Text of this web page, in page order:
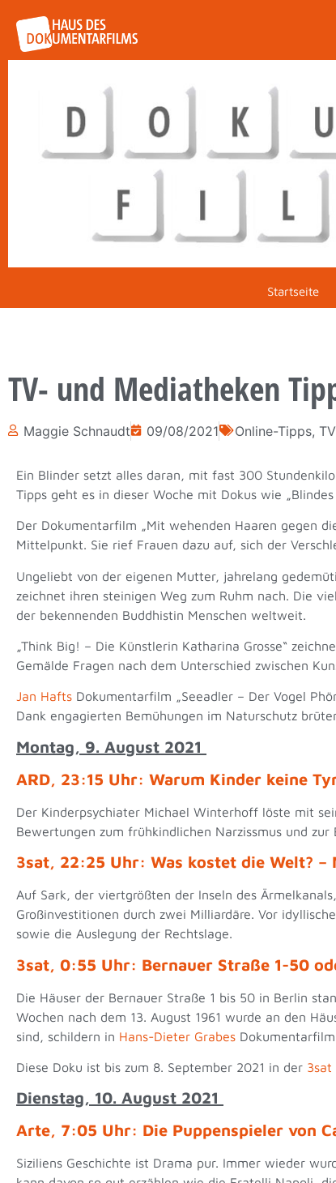
Startseite
TV- und Mediatheken
Maggie Schnaudt 09/08/2021 Online-Tipps,
Ein Blinder setzt alles daran, mit fast 300
Tipps geht es in dieser Woche mit Dokus wie
Der Dokumentarfilm „Mit wehenden Haaren gegen
Mittelpunkt. Sie rief Frauen dazu auf, sich der
Ungeliebt von der eigenen Mutter, jahrelang
zeichnet ihren steinigen Weg zum Ruhm nach. Die
der bekennenden Buddhistin Menschen weltweit.
„Think Big! – Die Künstlerin Katharina Grosse“
Gemälde Fragen nach dem Unterschied zwischen
Jan Hafts Dokumentarfilm „Seeadler – Der Vogel
Dank engagierten Bemühungen im Naturschutz
Montag, 9. August 2021
ARD, 23:15 Uhr: Warum Kinder keine
Der Kinderpsychiater Michael Winterhoff löste mit
Bewertungen zum frühkindlichen Narzissmus und
3sat, 22:25 Uhr: Was kostet die Welt? –
Auf Sark, der viertgrößten der Inseln des
Großinvestitionen durch zwei Milliardäre. Vor
sowie die Auslegung der Rechtslage.
3sat, 0:55 Uhr: Bernauer Straße 1-50
Die Häuser der Bernauer Straße 1 bis 50 in Berlin
Wochen nach dem 13. August 1961 wurde an den
sind, schildern in Hans-Dieter Grabes
Diese Doku ist bis zum 8. September 2021 in der 3sat
Dienstag, 10. August 2021
Arte, 7:05 Uhr: Die Puppenspieler von
Siziliens Geschichte ist Drama pur. Immer wieder